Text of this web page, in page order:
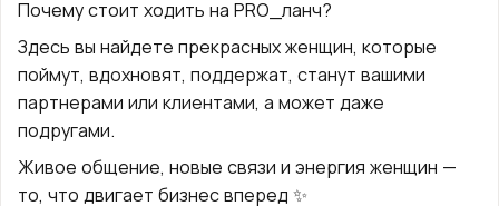
Почему стоит ходить на PRO_ланч?
Здесь вы найдете прекрасных женщин, которые
поймут, вдохновят, поддержат, станут вашими
партнерами или клиентами, а может даже
подругами.
Живое общение, новые связи и энергия женщин —
то, что двигает бизнес вперед ✨